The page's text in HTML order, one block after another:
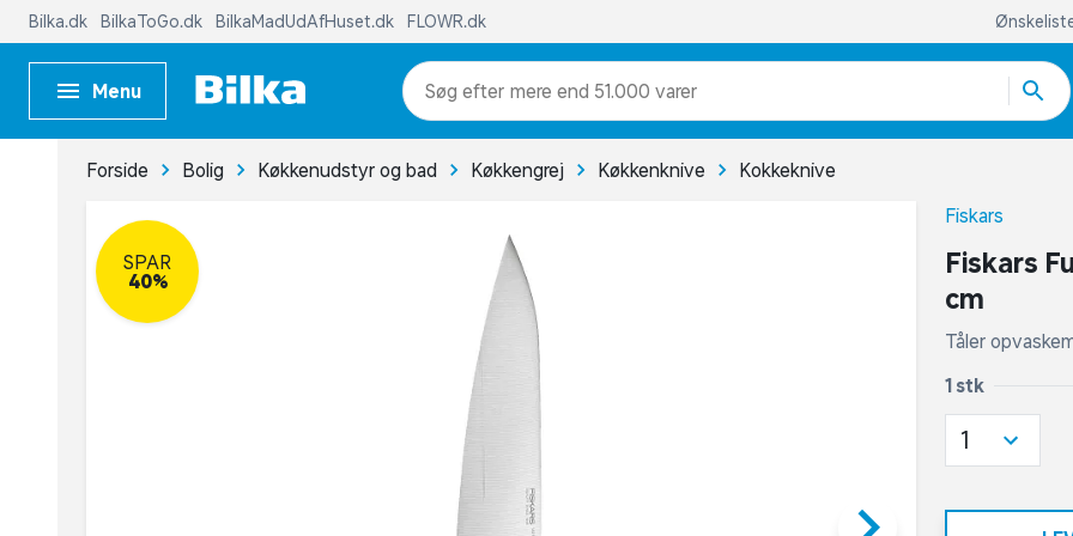
Bilka.dk BilkaToGo.dk BilkaMadUdAfHuset.dk FLOWR.dk
Menu mere end 51.000 varer
Forside Bolig Køkkenudstyr og bad Køkkengrej Køkkenknive Kokkeknive
SPAR
40%
Fiskars
Fiskars
cm
Tåler
1 stk
1